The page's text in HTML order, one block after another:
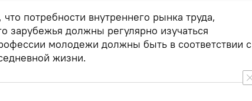
потребности внутреннего рынка труда,
зарубежья должны регулярно изучаться
молодежи должны быть в соответствии с
жизни.